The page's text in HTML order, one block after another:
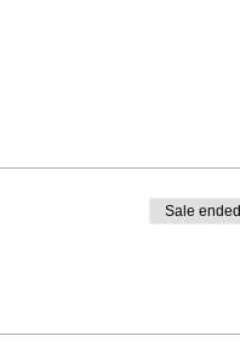
Sale ended